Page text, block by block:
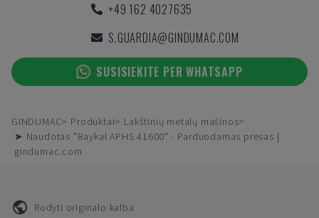
+49 162 4027635
S.GUARDIA@GINDUMAC.COM
SUSISIEKITE PER WHATSAPP
GINDUMAC Produktai
Lakštinių metalų mašinos
➤ Naudotas "Baykal APHS 41600" - Parduodamas presas |
gindumac.com
Rodyti originalo kalba